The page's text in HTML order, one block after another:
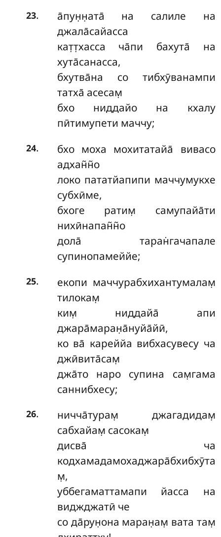
23.
а̄пун̣н̣ата̄ на салиле на
джала̄сайасса
кат̣т̣хасса ча̄пи бахута̄ на
хута̄санасса,
бхутва̄на со тибхӯванампи
татха̄ асесам̣
бхо ниддайо на кхалу
пӣтимупети маччу;
24.
бхо моха мохитатайа̄ вивасо
адхан̃н̃о
локо пататйапипи маччумукхе
субхӣме,
бхоге ратим̣ самупайа̄ти
нихӣнапан̃н̃о
дола̄ таран̇гачапале
супинопамеййе;
25.
екопи маччурабхихантумалам̣
тилокам̣
ким̣ ниддайа̄ апи
джара̄маран̣а̄нуйа̄йӣ,
ко ва̄ кареййа вибхасувесу ча
джӣвита̄сам̣
джа̄то наро супина сам̣гама
саннибхесу;
26.
ничча̄турам̣ джагадидам̣
сабхайам̣ сасокам̣
дисва̄ ча
кодхамадамохаджара̄бхибхӯта
м̣,
уббегаматтамапи йасса на
виджджатӣ че
со да̄рун̣она маран̣ам̣ вата там̣